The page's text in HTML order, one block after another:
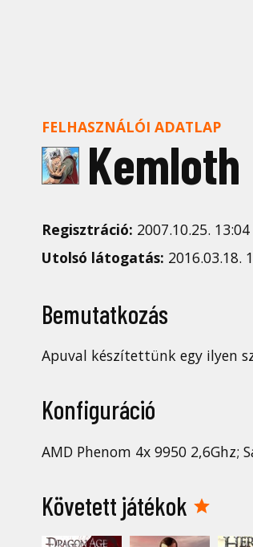
FELHASZNÁLÓI ADATLAP
Kemloth
Regisztráció: 2007.10.25. 13:04
Utolsó látogatás: 2016.03.18.
Bemutatkozás
Apuval készítettünk egy ilyen
Konfiguráció
AMD Phenom 4x 9950 2,6Ghz;
Követett játékok